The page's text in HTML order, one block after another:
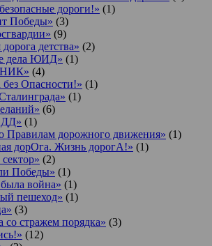
дороги!» (1)
Победы» (3)
(9)
детства» (2)
дела ЮИД» (1)
(4)
без Опасности!» (1)
(1)
(6)
(1)
Правилам дорожного движения» (1)
дорОга. Жизнь дорогА!» (1)
(2)
Победы» (1)
была война» (1)
пешеход» (1)
(3)
со стражем порядка» (3)
(12)